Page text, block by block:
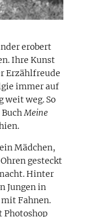
erobert
Ihre Kunst
Erzählfreude
immer auf
weit weg. So
BuchMeine
Mädchen,
gesteckt
Hinter
Jungen in
Fahnen.